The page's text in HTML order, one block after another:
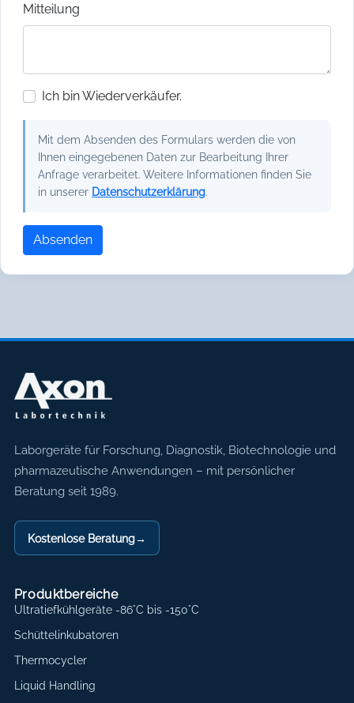
Mitteilung
Ich bin Wiederverkäufer.
Mit dem Absenden des Formulars werden die von
Ihnen eingegebenen Daten zur Bearbeitung Ihrer
Anfrage verarbeitet. Weitere Informationen finden Sie
in unserer Datenschutzerklärung.
Absenden
Axon Labortechnik
Laborgeräte für Forschung, Diagnostik, Biotechnologie und
pharmazeutische Anwendungen – mit persönlicher
Beratung seit 1989.
Kostenlose Beratung→
Produktbereiche
Ultratiefkühlgeräte -86°C bis -150°C
Schüttelinkubatoren
Thermocycler
Liquid Handling